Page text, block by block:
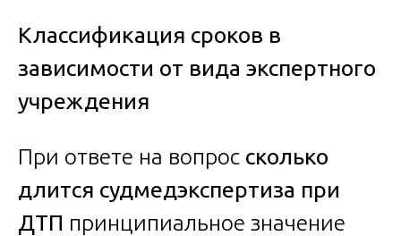
Классификация сроков в
зависимости от вида экспертного
учреждения
При ответе на вопрос сколько
длится судмедэкспертиза при
ДТП принципиальное значение